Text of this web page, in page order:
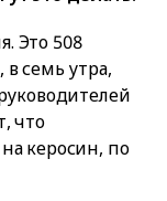
Это 508
семь утра,
что
керосин, по